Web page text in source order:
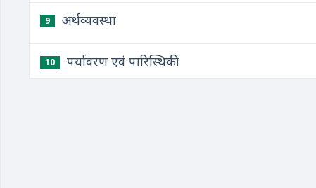
9 अर्थव्यवस्था
10 पर्यावरण एवं पारिस्थिकी